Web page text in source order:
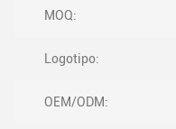
MOQ:
Logotipo:
OEM/ODM: